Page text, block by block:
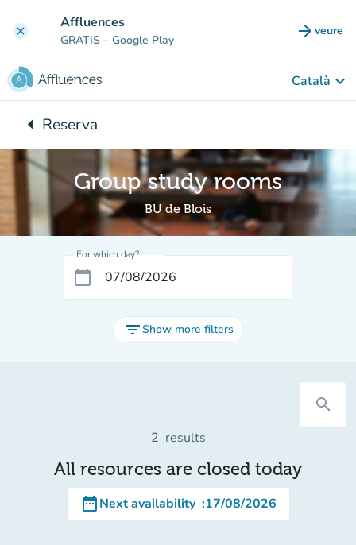
clear Affluences
GRATIS – Google Play arrow_forward veure
(new
Català keyboard_arrow_down
arrow_leftBack to:
Reserva
Group study rooms
BU de Blois
For which day?
calendar_today
filter_listShow more filters
search
2 results
All resources are closed today
date_rangeNext availability :17/08/2026